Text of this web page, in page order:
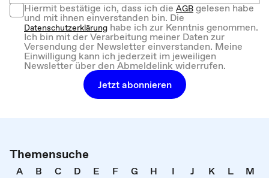
Hiermit bestätige ich, dass ich dieAGBgelesen habe
und mit ihnen einverstanden bin. Die
Datenschutzerklärung habe ich zur Kenntnis genommen.
Ich bin mit der Verarbeitung meiner Daten zur
Versendung der Newsletter einverstanden. Meine
Einwilligung kann ich jederzeit im jeweiligen
Newsletter über den Abmeldelink widerrufen.
Jetzt abonnieren
Themensuche
A B C D E F G H I J K L
M